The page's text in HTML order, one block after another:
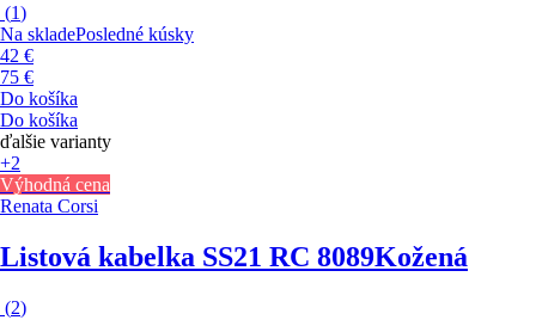
(1)
Na skladePosledné kúsky
42 €
75 €
Do košíka
Do košíka
ďalšie varianty
+2
Výhodná cena
Renata Corsi
Listová kabelka SS21 RC 8089Kožená
(2)